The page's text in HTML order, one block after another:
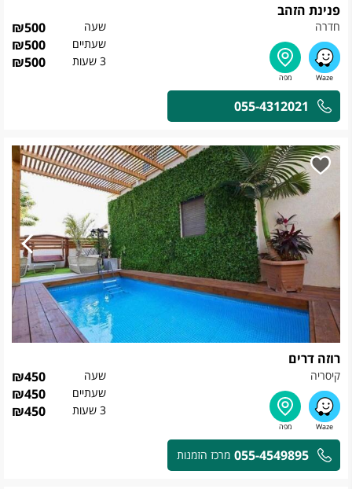
פנינת הזהב
חדרה שעה ₪500
שעתיים ₪500
3 שעות ₪500
055-4312021
רוזה דרים
קיסריה שעה ₪450
שעתיים ₪450
3 שעות ₪450
055-4549895 מרכז הזמנות